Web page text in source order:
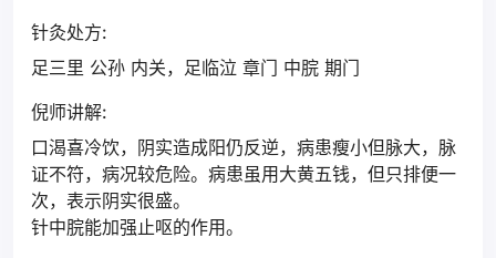
针灸处方:
足三里 公孙 内关，足临泣 章门 中脘 期门
倪师讲解:
口渴喜冷饮，阴实造成阳仍反逆，病患瘦小但脉大，脉
证不符，病况较危险。病患虽用大黄五钱，但只排便一
次，表示阴实很盛。
针中脘能加强止呕的作用。